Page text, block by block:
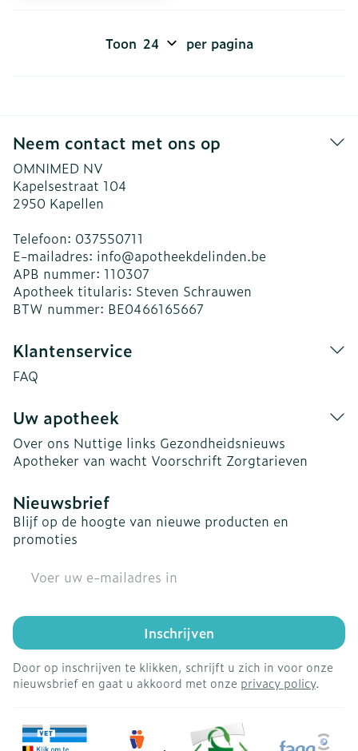
Toon per pagina
Neem contact met ons op
OMNIMED NV
Kapelsestraat 104
2950 Kapellen
Telefoon: 037550711
E-mailadres: info@apotheekdelinden.be
APB nummer: 110307
Apotheek titularis: Steven Schrauwen
BTW nummer: BE0466165667
Klantenservice
FAQ
Uw apotheek
Over ons Nuttige links Gezondheidsnieuws
Apotheker van wacht Voorschrift Zorgtarieven
Nieuwsbrief
Blijf op de hoogte van nieuwe producten en
promoties
Inschrijven
Door op inschrijven te klikken, schrijft u zich in voor onze
nieuwsbrief en gaat u akkoord met onze privacy policy.